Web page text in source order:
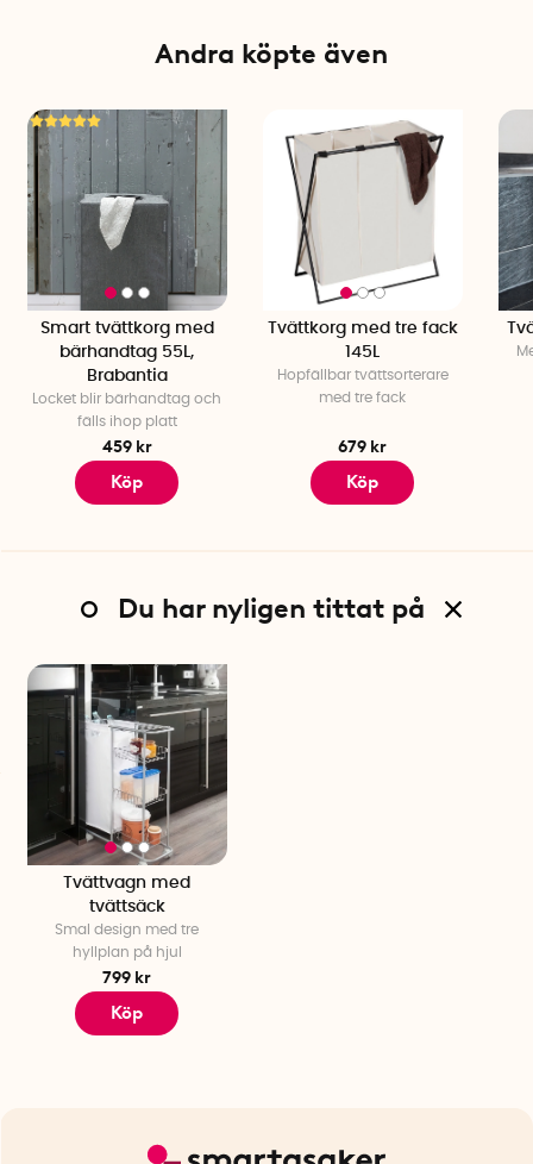
Andra köpte även
Smart tvättkorg med
bärhandtag 55L,
Brabantia
Locket blir bärhandtag och
fälls ihop platt
459 kr
Köp
Tvättkorg med tre fack
145L
Hopfällbar tvättsorterare
med tre fack
679 kr
Köp
Du har nyligen tittat på
Tvättvagn med
tvättsäck
Smal design med tre
hyllplan på hjul
799 kr
Köp